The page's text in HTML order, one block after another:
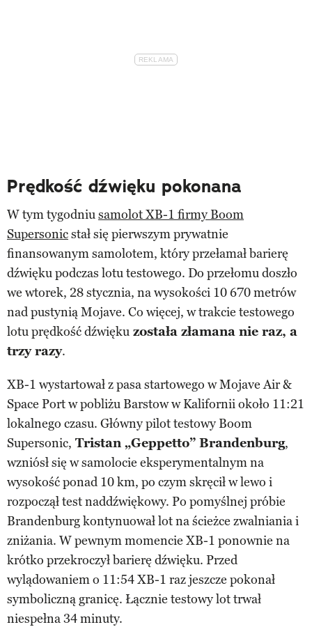
Prędkość dźwięku pokonana
W tym tygodniusamolot XB-1 firmy Boom
Supersonicstał się pierwszym prywatnie
finansowanym samolotem, który przełamał barierę
dźwięku podczas lotu testowego. Do przełomu doszło
we wtorek, 28 stycznia, na wysokości 10 670 metrów
nad pustynią Mojave. Co więcej, w trakcie testowego
lotu prędkość dźwięku została złamana nie raz, a
trzy razy.
XB-1 wystartował z pasa startowego w Mojave Air &
Space Port w pobliżu Barstow w Kalifornii około 11:21
lokalnego czasu. Główny pilot testowy Boom
Supersonic, Tristan „Geppetto” Brandenburg,
wzniósł się w samolocie eksperymentalnym na
wysokość ponad 10 km, po czym skręcił w lewo i
rozpoczął test naddźwiękowy. Po pomyślnej próbie
Brandenburg kontynuował lot na ścieżce zwalniania i
zniżania. W pewnym momencie XB-1 ponownie na
krótko przekroczył barierę dźwięku. Przed
wylądowaniem o 11:54 XB-1 raz jeszcze pokonał
symboliczną granicę. Łącznie testowy lot trwał
niespełna 34 minuty.